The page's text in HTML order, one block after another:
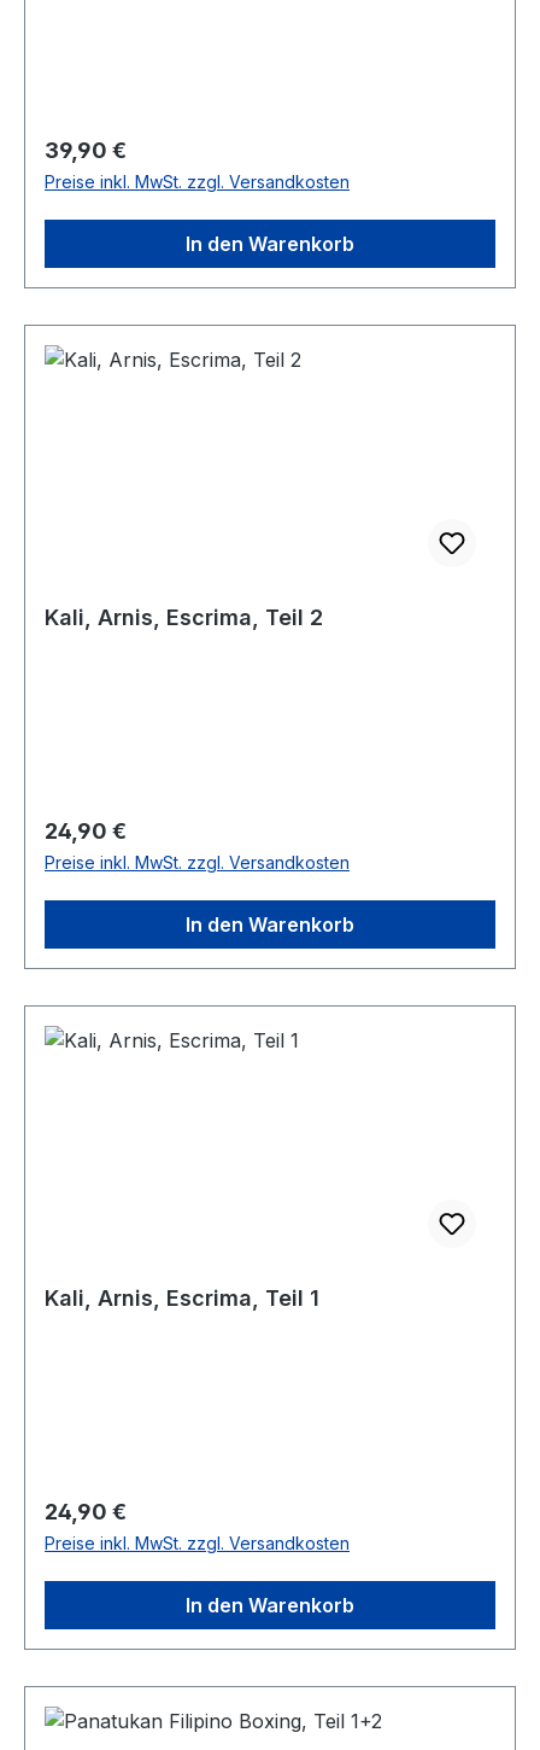
Regulärer Preis:
39,90 €
Preise inkl. MwSt. zzgl. Versandkosten
In den Warenkorb
Kali, Arnis, Escrima, Teil 2
Regulärer Preis:
24,90 €
Preise inkl. MwSt. zzgl. Versandkosten
In den Warenkorb
Kali, Arnis, Escrima, Teil 1
Regulärer Preis:
24,90 €
Preise inkl. MwSt. zzgl. Versandkosten
In den Warenkorb